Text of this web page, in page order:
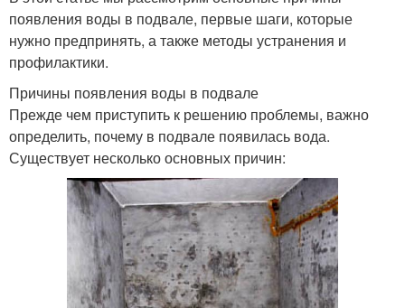
появления воды в подвале, первые шаги, которые
нужно предпринять, а также методы устранения и
профилактики.
Причины появления воды в подвале
Прежде чем приступить к решению проблемы, важно
определить, почему в подвале появилась вода.
Существует несколько основных причин: